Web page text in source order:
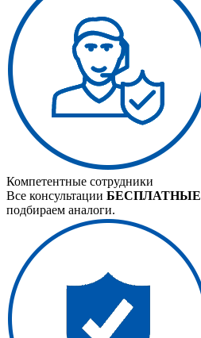
Компетентные сотрудники
Все консультации БЕСПЛАТНЫЕ
подбираем аналоги.